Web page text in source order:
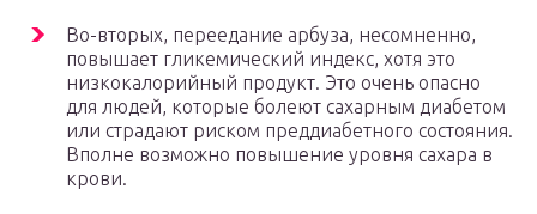
Во-вторых, переедание арбуза, несомненно,
повышает гликемический индекс, хотя это
низкокалорийный продукт. Это очень опасно
для людей, которые болеют сахарным диабетом
или страдают риском преддиабетного состояния.
Вполне возможно повышение уровня сахара в
крови.